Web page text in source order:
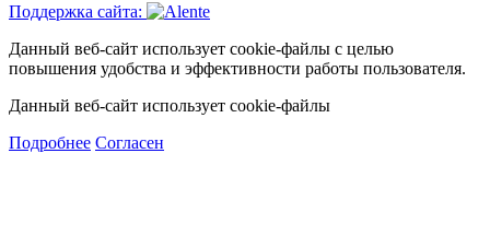
Поддержка сайта:
Данный веб-сайт использует cookie-файлы с целью
повышения удобства и эффективности работы пользователя.
Данный веб-сайт использует cookie-файлы
Подробнее Согласен